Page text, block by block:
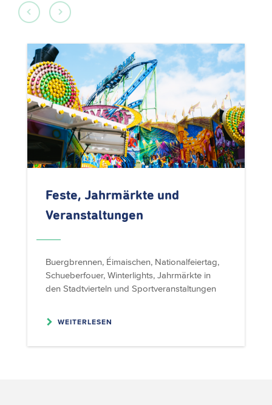
Feste, Jahrmärkte und
Veranstaltungen
Buergbrennen, Éimaischen, Nationalfeiertag,
Schueberfouer, Winterlights, Jahrmärkte in
den Stadtvierteln und Sportveranstaltungen
WEITERLESEN